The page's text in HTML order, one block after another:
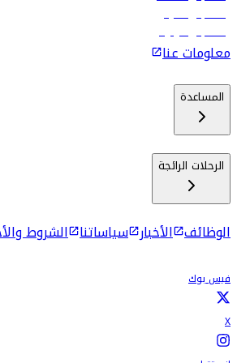
رحلات إلى ماليه
رحلات إلى كولومبو
معلومات عنا
المساعدة
الرحلات الرائجة
الوظائف الأخبار سياساتنا الشروط
فيس بوك
X